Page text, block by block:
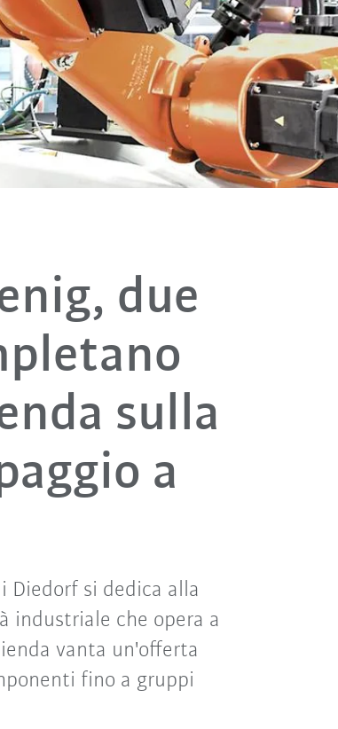
due
sulla
a
Diedorf si dedica alla
industriale che opera a
vanta un'offerta
fino a gruppi